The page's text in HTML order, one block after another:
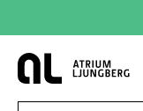
Hem